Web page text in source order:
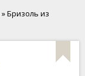
» Бризоль из